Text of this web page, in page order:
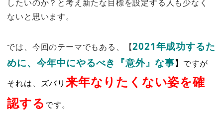
したいのか？と考え新たな目標を設定する人も少なく
ないと思います。
では、今回のテーマでもある、【2021年成功するた
めに、今年中にやるべき『意外』な事】 ですが
それは、ズバリ 来年なりたくない姿を確
認する です。